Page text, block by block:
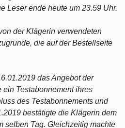
Leser ende heute um 23.59 Uhr.
der Klägerin verwendeten
die auf der Bestellseite
das Angebot der
Testabonnement ihres
des Testabonnements und
bestätigte die Klägerin dem
selben Tag. Gleichzeitig machte